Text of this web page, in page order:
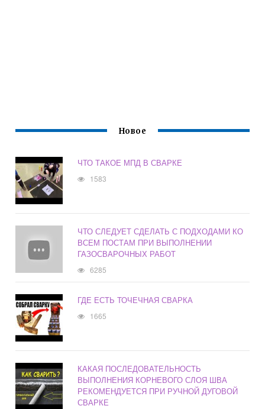
Новое
ЧТО ТАКОЕ МПД В СВАРКЕ
1583
ЧТО СЛЕДУЕТ СДЕЛАТЬ С ПОДХОДАМИ КО
ВСЕМ ПОСТАМ ПРИ ВЫПОЛНЕНИИ
ГАЗОСВАРОЧНЫХ РАБОТ
6285
ГДЕ ЕСТЬ ТОЧЕЧНАЯ СВАРКА
1665
КАКАЯ ПОСЛЕДОВАТЕЛЬНОСТЬ
ВЫПОЛНЕНИЯ КОРНЕВОГО СЛОЯ ШВА
РЕКОМЕНДУЕТСЯ ПРИ РУЧНОЙ ДУГОВОЙ
СВАРКЕ